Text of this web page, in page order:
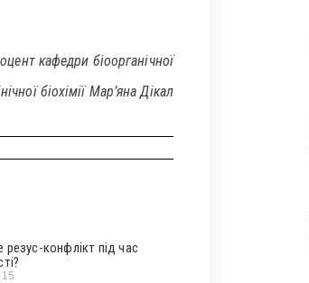
кафедри біоорганічної
біохімії Мар’яна Дікал
конфлікт під час